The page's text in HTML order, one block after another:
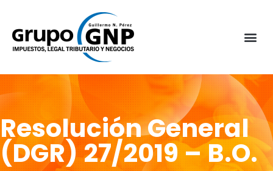
Resolución General
(DGR) 27/2019 – B.O.